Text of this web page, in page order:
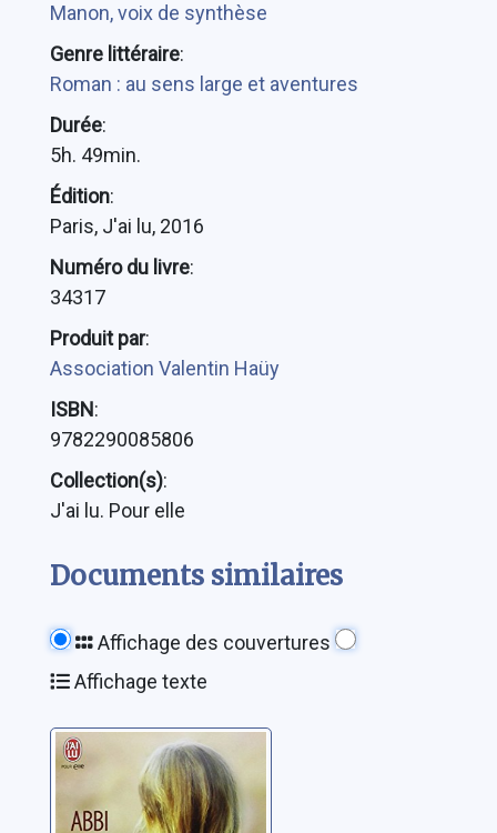
Manon, voix de synthèse
Genre littéraire:
Roman : au sens large et aventures
Durée:
5h. 49min.
Édition:
Paris, J'ai lu, 2016
Numéro du livre:
34317
Produit par:
Association Valentin Haüy
ISBN:
9782290085806
Collection(s):
J'ai lu. Pour elle
Documents similaires
Affichage des couvertures
Affichage texte
Désir fatal 01: De
tout mon être
Glines, Abbi